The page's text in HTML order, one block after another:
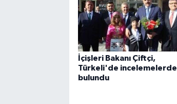
İçişleri Bakanı Çiftçi,
Türkeli'de incelemelerde
bulundu